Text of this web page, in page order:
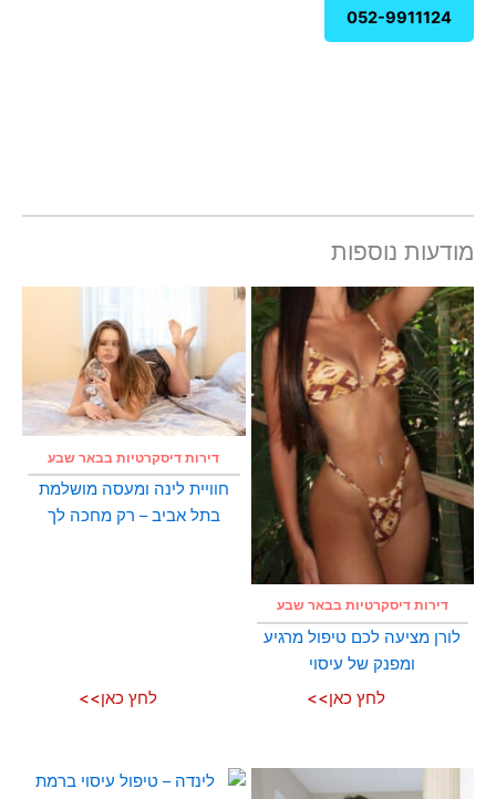
052-9911124
מודעות נוספות
דירות דיסקרטיות בבאר שבע
לורן מציעה לכם טיפול מרגיע
ומפנק של עיסוי
לחץ כאן>>
דירות דיסקרטיות בבאר שבע
חוויית לינה ומעסה מושלמת
בתל אביב – רק מחכה לך
לחץ כאן>>